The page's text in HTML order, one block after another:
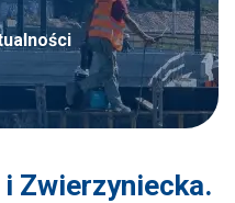
Zwierzyniecka.